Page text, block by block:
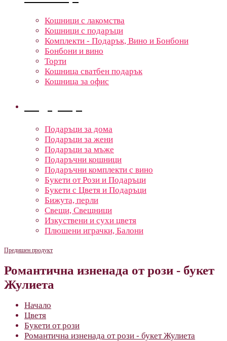
Кошници с лакомства
Кошници с подаръци
Комплекти - Подарък, Вино и Бонбони
Бонбони и вино
Торти
Кошница сватбен подарък
Кошница за офис
Подаръци за дома
Подаръци за жени
Подаръци за мъже
Подаръчни кошници
Подаръчни комплекти с вино
Букети от Рози и Подаръци
Букети с Цветя и Подаръци
Бижута, перли
Свещи, Свещници
Изкуствени и сухи цветя
Плюшени играчки, Балони
Предишен продукт
Романтична изненада от рози - букет
Жулиета
Начало
Цветя
Букети от рози
Романтична изненада от рози - букет Жулиета